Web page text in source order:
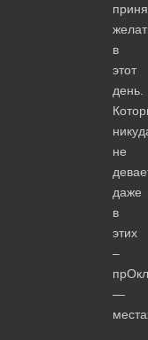
в
этот
день.
не
даже
в
этих
–
—